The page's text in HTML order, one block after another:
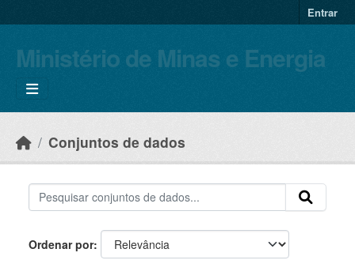
Entrar
Ministério de Minas e Energia
Conjuntos de dados
Ordenar por